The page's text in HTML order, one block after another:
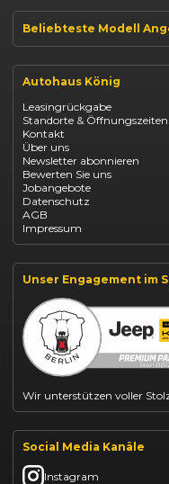
Beliebteste Modell
Renault Arkana Leasing
Renault Captur Leasing
Opel Astra leasen
Opel Mokka kaufen
Opel Grandland finanzieren
Opel Vivaro Gewerbeleasing
Fiat 500 finanzieren
Fiat Panda leasen
Dacia Duster finanzieren
Dacia Sandero kaufen
Dacia Jogger leasen
Jeep Compass leasen
Jeep Renegade finanzieren
Suzuki Swift finanzieren
BYD Dolphin finanzieren
Kia Ceed finanzieren
Kia Sportage leasen
Mazda CX-30 finanzieren
Citroën C3 leasen
Autohaus König
Leasingrückgabe
Standorte & Öffnungszeiten
Kontakt
Über uns
Newsletter abonnieren
Bewerten Sie uns
Jobangebote
Datenschutz
AGB
Impressum
Unser Engagement im
Wir unterstützen voller
Social Media Kanäle
Instagram